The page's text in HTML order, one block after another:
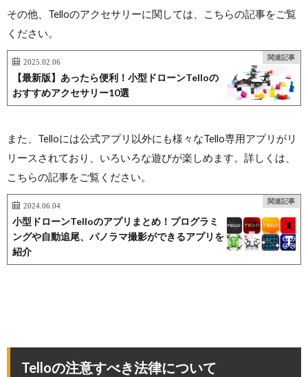
その他、Telloのアクセサリーに関しては、こちらの記事をご覧
ください。
関連記事
2025.02.06
【最新版】あったら便利！小型ドローンTelloの
おすすめアクセサリー10選
また、Telloには公式アプリ以外にも様々なTello専用アプリがリ
リースされており、いろいろな遊びが楽しめます。詳しくは、
こちらの記事をご覧ください。
関連記事
2024.06.04
小型ドローンTelloのアプリまとめ！プログラミ
ングや自動追尾、パノラマ撮影ができるアプリを
紹介
Telloの注意すべき法律について